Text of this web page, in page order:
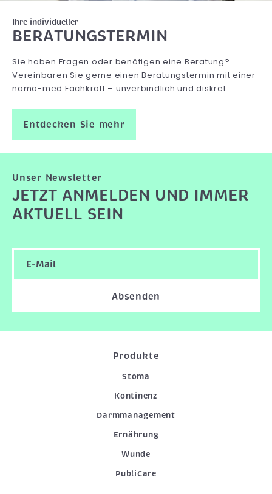
Ihre individueller
BERATUNGSTERMIN
Sie haben Fragen oder benötigen eine Beratung?
Vereinbaren Sie gerne einen Beratungstermin mit einer
noma-med Fachkraft – unverbindlich und diskret.
Entdecken Sie mehr
Unser Newsletter
JETZT ANMELDEN UND IMMER
AKTUELL SEIN
Absenden
Produkte
Stoma
Kontinenz
Darmmanagement
Ernährung
Wunde
PubliCare